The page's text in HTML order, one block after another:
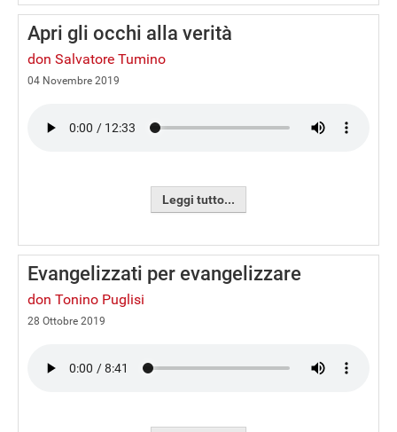
Apri gli occhi alla verità
don Salvatore Tumino
04 Novembre 2019
Leggi tutto...
Evangelizzati per evangelizzare
don Tonino Puglisi
28 Ottobre 2019